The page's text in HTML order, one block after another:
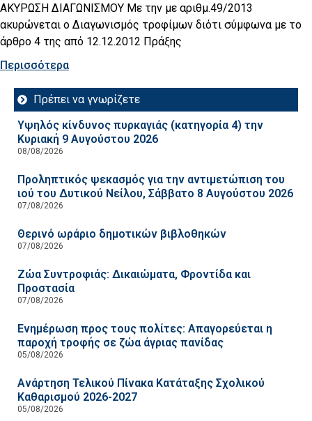
ΑΚΥΡΩΣΗ ΔΙΑΓΩΝΙΣΜΟΥ Με την με αριθμ.49/2013
ακυρώνεται ο Διαγωνισμός τροφίμων διότι σύμφωνα με το
άρθρο 4 της από 12.12.2012 Πράξης
Περισσότερα
Πρέπει να γνωρίζετε
Υψηλός κίνδυνος πυρκαγιάς (κατηγορία 4) την
Κυριακή 9 Αυγούστου 2026
08/08/2026
Προληπτικός ψεκασμός για την αντιμετώπιση του
ιού του Δυτικού Νείλου, Σάββατο 8 Αυγούστου 2026
07/08/2026
Θερινό ωράριο δημοτικών βιβλοθηκών
07/08/2026
Ζώα Συντροφιάς: Δικαιώματα, Φροντίδα και
Προστασία
07/08/2026
Ενημέρωση προς τους πολίτες: Απαγορεύεται η
παροχή τροφής σε ζώα άγριας πανίδας
05/08/2026
Ανάρτηση Τελικού Πίνακα Κατάταξης Σχολικού
Καθαρισμού 2026-2027
05/08/2026